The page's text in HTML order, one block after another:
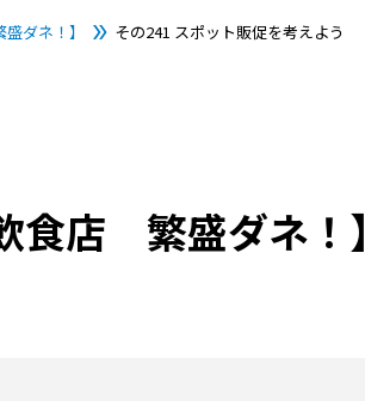
ダネ！】 その241 スポット販促を考えよう
食店 繁盛ダネ！】